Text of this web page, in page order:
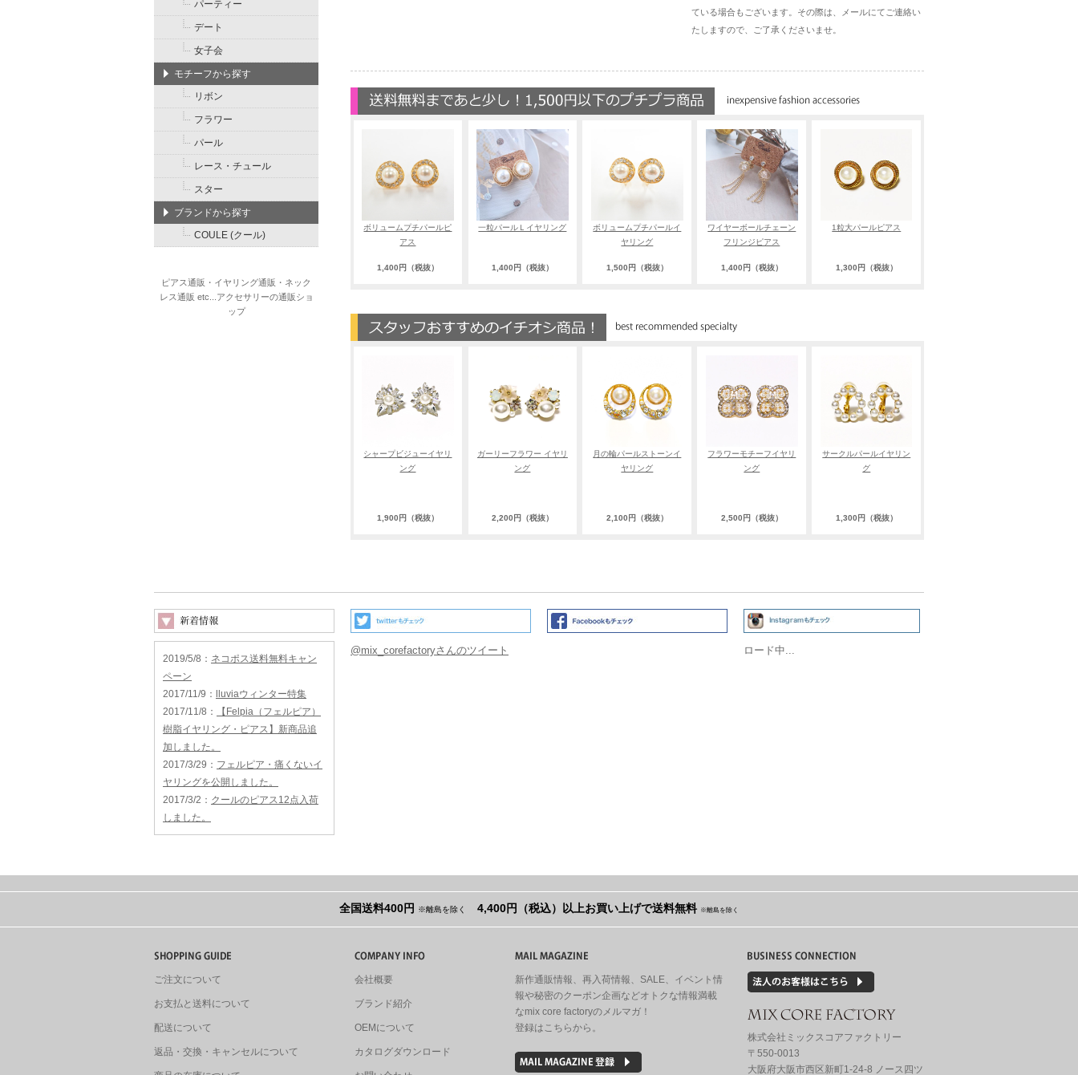
ている場合もございます。その際は、メールにてご連絡い
たしますので、ご了承くださいませ。
ボリュームプチパールピ
アス
1,400円（税抜）
一粒パールＬイヤリング
1,400円（税抜）
ボリュームプチパールイ
ヤリング
1,500円（税抜）
ワイヤーボールチェーン
フリンジピアス
1,400円（税抜）
1粒大パールピアス
1,300円（税抜）
シャープビジューイヤリ
ング
1,900円（税抜）
ガーリーフラワー イヤリ
ング
2,200円（税抜）
月の輪パールストーンイ
ヤリング
2,100円（税抜）
フラワーモチーフイヤリ
ング
2,500円（税抜）
サークルパールイヤリン
グ
1,300円（税抜）
パーティー
デート
女子会
モチーフから探す
リボン
フラワー
パール
レース・チュール
スター
ブランドから探す
COULE (クール)
ピアス通販・イヤリング通販・ネック
レス通販 etc...アクセサリーの通販ショ
ップ
2019/5/8 ： ネコポス送料無料キャン
ペーン
2017/11/9 ：
lluviaウィンター特集
2017/11/8 ：
【Felpia（フェルピア）
樹脂イヤリング・ピアス】新商品追
加しました。
2017/3/29 ： フェルピア・痛くないイ
ヤリングを公開しました。
2017/3/2 ： クールのピアス12点入荷
しました。
@mix_corefactoryさんのツイート ロード中...
全国送料400円 ※離島を除く 4,400円（税込）以上お買い上げで送料無料 ※離島を除く
ご注文について
お支払と送料について
配送について
返品・交換・キャンセルについて
会社概要
ブランド紹介
OEMについて
カタログダウンロード
新作通販情報、再入荷情報、SALE、イベント情
報や秘密のクーポン企画などオトクな情報満載
なmix core factoryのメルマガ！
登録はこちらから。
株式会社ミックスコアファクトリー
〒550-0013
大阪府大阪市西区新町1-24-8 ノース四ツ